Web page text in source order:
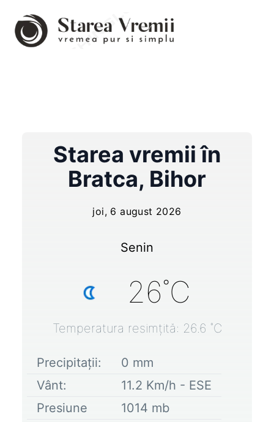
Starea vremii în
Bratca, Bihor
joi, 6 august 2026
Senin
26˚C
Temperatura resimțită: 26.6 ˚C
Precipitații: 0 mm
Vânt:
11.2 Km/h - ESE
Presiune
1014 mb